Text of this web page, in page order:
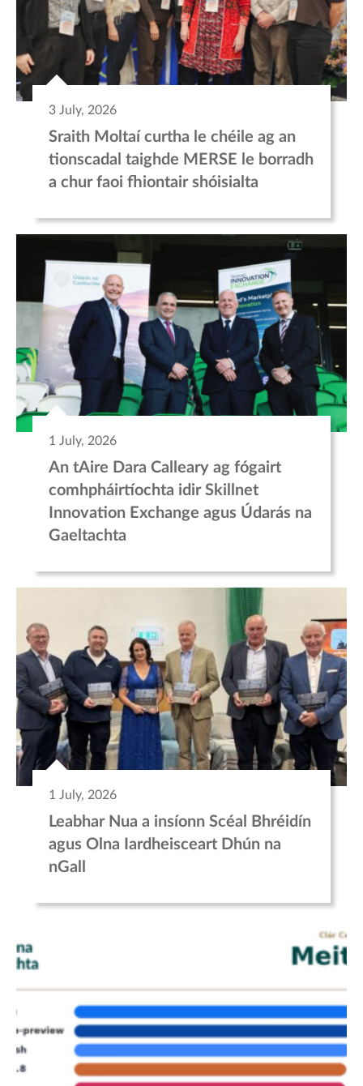
3 July, 2026
Sraith Moltaí curtha le chéile ag an
tionscadal taighde MERSE le borradh
a chur faoi fhiontair shóisialta
1 July, 2026
An tAire Dara Calleary ag fógairt
comhpháirtíochta idir Skillnet
Innovation Exchange agus Údarás na
Gaeltachta
1 July, 2026
Leabhar Nua a insíonn Scéal Bhréidín
agus Olna Iardheisceart Dhún na
nGall